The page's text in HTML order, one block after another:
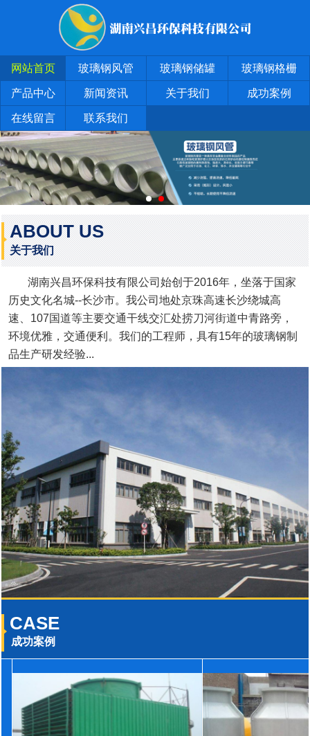
网站首页 玻璃钢风管 玻璃钢储罐 玻璃钢格栅
产品中心 新闻资讯 关于我们 成功案例
在线留言 联系我们
ABOUT US
关于我们
湖南兴昌环保科技有限公司始创于2016年，坐落于国家
历史文化名城--长沙市。我公司地处京珠高速长沙绕城高
速、107国道等主要交通干线交汇处捞刀河街道中青路旁，
环境优雅，交通便利。我们的工程师，具有15年的玻璃钢制
品生产研发经验...
CASE
成功案例